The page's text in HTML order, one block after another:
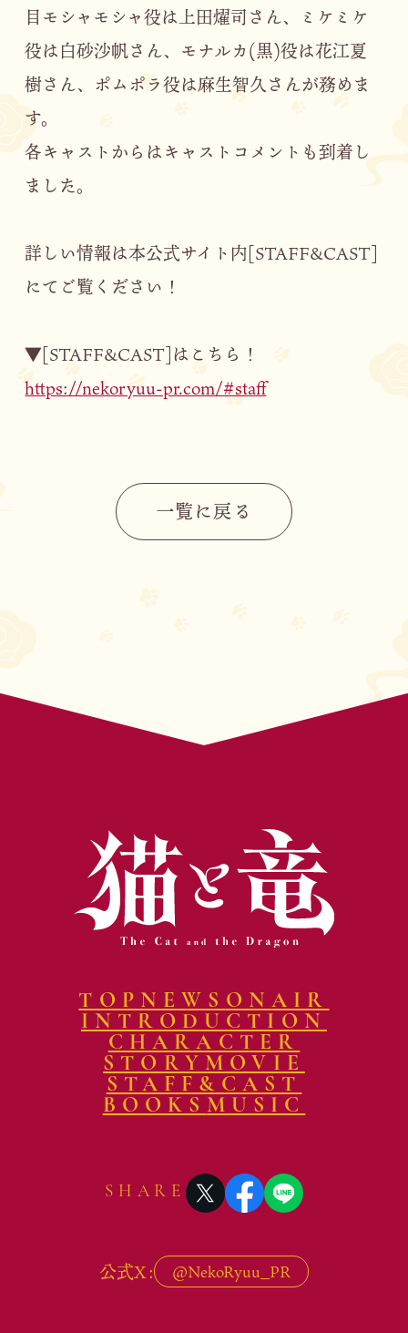
OFFICIAL X
目モシャモシャ役は上田燿司さん、ミケミケ
役は白砂沙帆さん、モナルカ(黒)役は花江夏
樹さん、ポムポラ役は麻生智久さんが務めま
す。
各キャストからはキャストコメントも到着し
ました。
詳しい情報は本公式サイト内[STAFF&CAST]
にてご覧ください！
▼[STAFF&CAST]はこちら！
https://nekoryuu-pr.com/#staff
一覧に戻る
TOP NEWS ONAIR
INTRODUCTION
CHARACTER
STORY MOVIE
STAFF&CAST
BOOKS MUSIC
SHARE
公式X: @NekoRyuu_PR